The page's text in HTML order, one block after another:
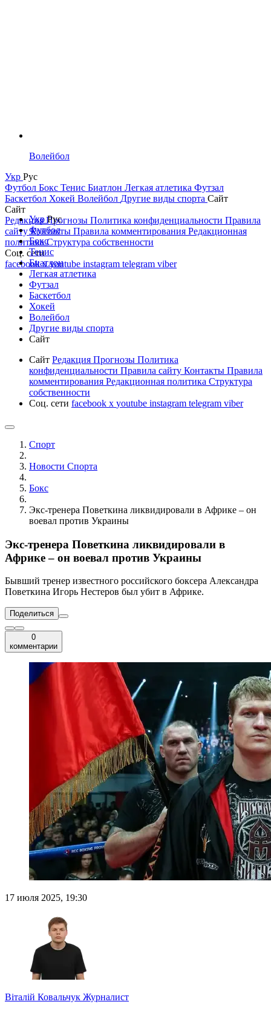
Волейбол
Укр Рус
Футбол Бокс Тенис Биатлон Легкая атлетика Футзал
Баскетбол Хокей Волейбол Другие виды спорта Сайт
Сайт
РедакцияПрогнозы Политика конфиденциальности Правила
сайтуКонтакты Правила комментирования Редакционная
политикаСтруктура собственности
Соц. сети
facebookxyoutube instagram telegram viber
УкрРус
Футбол
Бокс
Тенис
Биатлон
Легкая атлетика
Футзал
Баскетбол
Хокей
Волейбол
Другие виды спорта
Сайт
Сайт Редакция Прогнозы Политика
конфиденциальности Правила сайту Контакты Правила
комментирования Редакционная политика Структура
собственности
Соц. сети facebook x youtube instagram telegram viber
Спорт
Новости Cпорта
Бокс
Экс-тренера Поветкина ликвидировали в Африке – он
воевал против Украины
Экс-тренера Поветкина ликвидировали в
Африке – он воевал против Украины
Бывший тренер известного российского боксера Александра
Поветкина Игорь Нестеров был убит в Африке.
Поделиться
0
комментарии
17 июля 2025, 19:30
Віталій Ковальчук Журналист